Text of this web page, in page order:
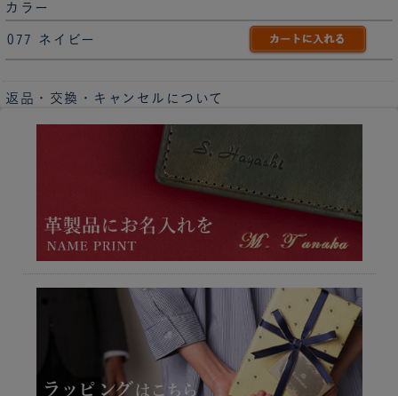
カラー
077 ネイビー
返品・交換・キャンセルについて